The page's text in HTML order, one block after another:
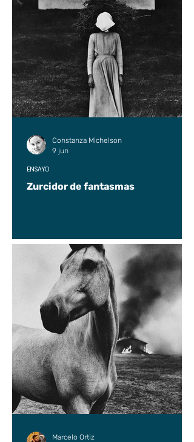
Zurcidor de fantasmas
ENSAYO
Constanza Michelson
9 jun
Marcelo Ortiz